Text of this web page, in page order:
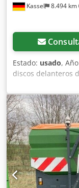
Kassel 8.494 km
Estado: usado,
discos delanteros